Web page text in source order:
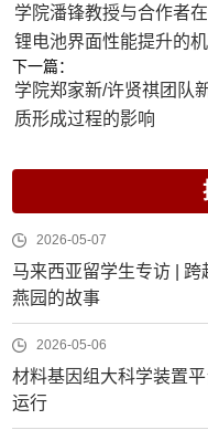
学院潘锋教授与合作者
锂电池界面性能提升的
下一篇：
学院郑家新/许贤祺团队
质形成过程的影响
2026-05-07
马来西亚留学生专访 |
燕园的故事
2026-05-06
材料基因组大科学装置
运行